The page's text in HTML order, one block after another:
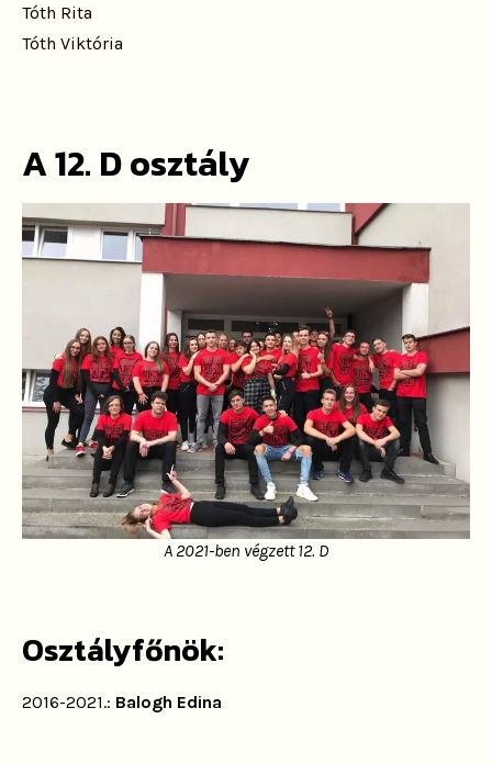
Tóth Rita
Tóth Viktória
A 12. D osztály
A 2021-ben végzett 12. D
Osztályfőnök:
2016-2021.: Balogh Edina